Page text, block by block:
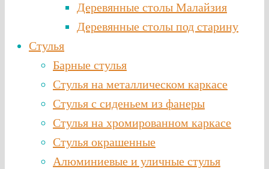
Деревянные столы Малайзия
Деревянные столы под старину
Стулья
Барные стулья
Стулья на металлическом каркасе
Стулья с сиденьем из фанеры
Стулья на хромированном каркасе
Стулья окрашенные
Алюминиевые и уличные стулья